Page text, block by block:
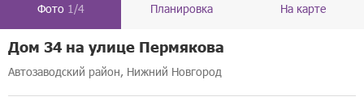
Фото 1/4 Планировка На карте
Дом 34 на улице Пермякова
Автозаводский район, Нижний Новгород